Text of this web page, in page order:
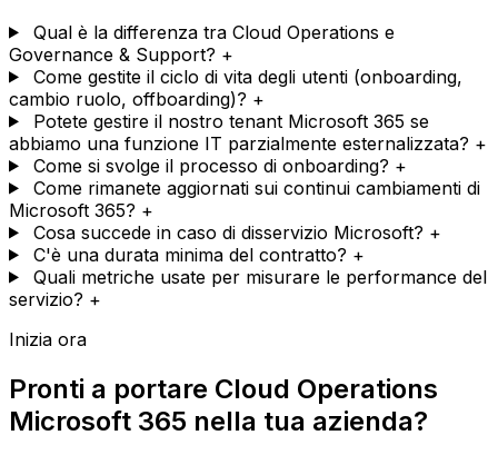
Qual è la differenza tra Cloud Operations e
Governance & Support? +
Come gestite il ciclo di vita degli utenti (onboarding,
cambio ruolo, offboarding)? +
Potete gestire il nostro tenant Microsoft 365 se
abbiamo una funzione IT parzialmente esternalizzata? +
Come si svolge il processo di onboarding? +
Come rimanete aggiornati sui continui cambiamenti di
Microsoft 365? +
Cosa succede in caso di disservizio Microsoft? +
C'è una durata minima del contratto? +
Quali metriche usate per misurare le performance del
servizio? +
Inizia ora
Pronti a portare Cloud Operations
Microsoft 365 nella tua azienda?